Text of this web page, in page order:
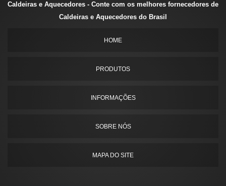
Caldeiras e Aquecedores - Conte com os melhores fornecedores de
Caldeiras e Aquecedores do Brasil
HOME
PRODUTOS
INFORMAÇÕES
SOBRE NÓS
MAPA DO SITE